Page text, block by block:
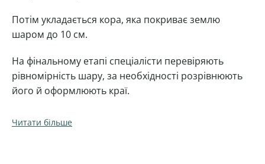
Потім укладається кора, яка покриває землю
шаром до 10 см.
На фінальному етапі спеціалісти перевіряють
рівномірність шару, за необхідності розрівнюють
його й оформлюють краї.
Читати більше